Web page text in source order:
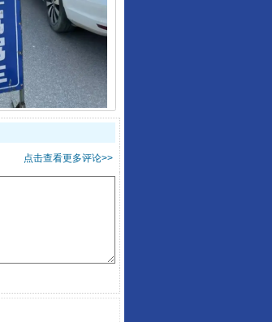
能处罚吗
点击查看更多评论>>